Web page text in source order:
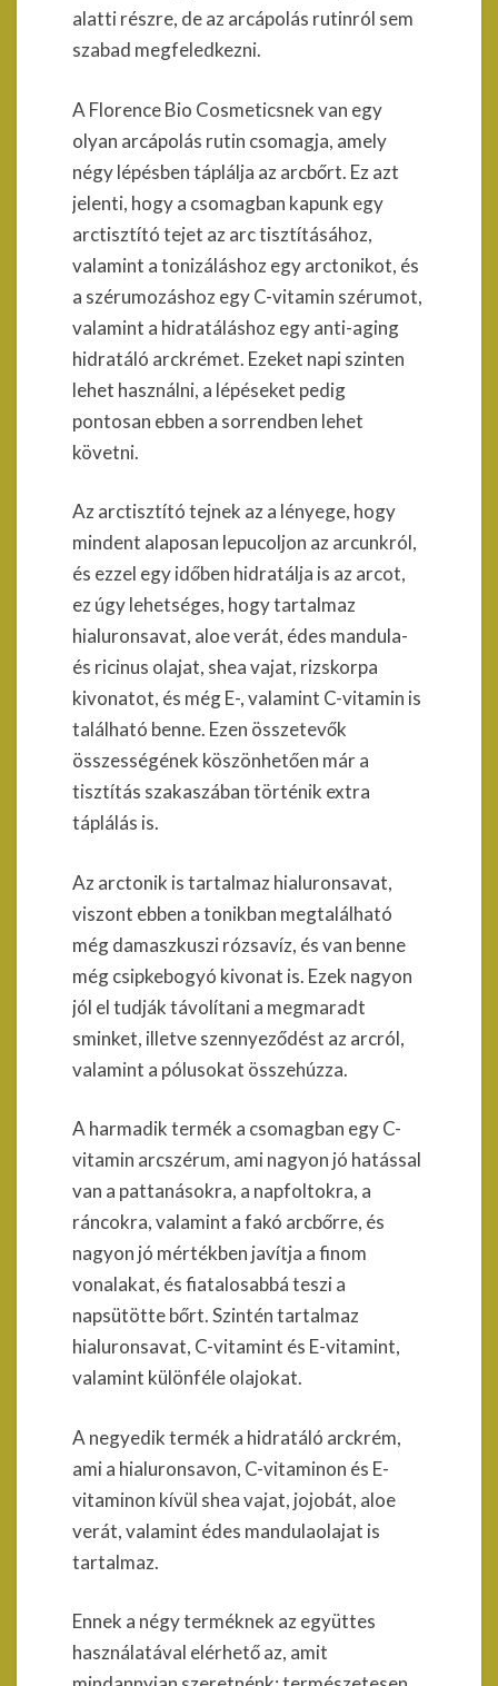
alatti részre, de az arcápolás rutinról sem
szabad megfeledkezni.
A Florence Bio Cosmeticsnek van egy
olyan arcápolás rutin csomagja, amely
négy lépésben táplálja az arcbőrt. Ez azt
jelenti, hogy a csomagban kapunk egy
arctisztító tejet az arc tisztításához,
valamint a tonizáláshoz egy arctonikot, és
a szérumozáshoz egy C-vitamin szérumot,
valamint a hidratáláshoz egy anti-aging
hidratáló arckrémet. Ezeket napi szinten
lehet használni, a lépéseket pedig
pontosan ebben a sorrendben lehet
követni.
Az arctisztító tejnek az a lényege, hogy
mindent alaposan lepucoljon az arcunkról,
és ezzel egy időben hidratálja is az arcot,
ez úgy lehetséges, hogy tartalmaz
hialuronsavat, aloe verát, édes mandula-
és ricinus olajat, shea vajat, rizskorpa
kivonatot, és még E-, valamint C-vitamin is
található benne. Ezen összetevők
összességének köszönhetően már a
tisztítás szakaszában történik extra
táplálás is.
Az arctonik is tartalmaz hialuronsavat,
viszont ebben a tonikban megtalálható
még damaszkuszi rózsavíz, és van benne
még csipkebogyó kivonat is. Ezek nagyon
jól el tudják távolítani a megmaradt
sminket, illetve szennyeződést az arcról,
valamint a pólusokat összehúzza.
A harmadik termék a csomagban egy C-
vitamin arcszérum, ami nagyon jó hatással
van a pattanásokra, a napfoltokra, a
ráncokra, valamint a fakó arcbőrre, és
nagyon jó mértékben javítja a finom
vonalakat, és fiatalosabbá teszi a
napsütötte bőrt. Szintén tartalmaz
hialuronsavat, C-vitamint és E-vitamint,
valamint különféle olajokat.
A negyedik termék a hidratáló arckrém,
ami a hialuronsavon, C-vitaminon és E-
vitaminon kívül shea vajat, jojobát, aloe
verát, valamint édes mandulaolajat is
tartalmaz.
Ennek a négy terméknek az együttes
használatával elérhető az, amit